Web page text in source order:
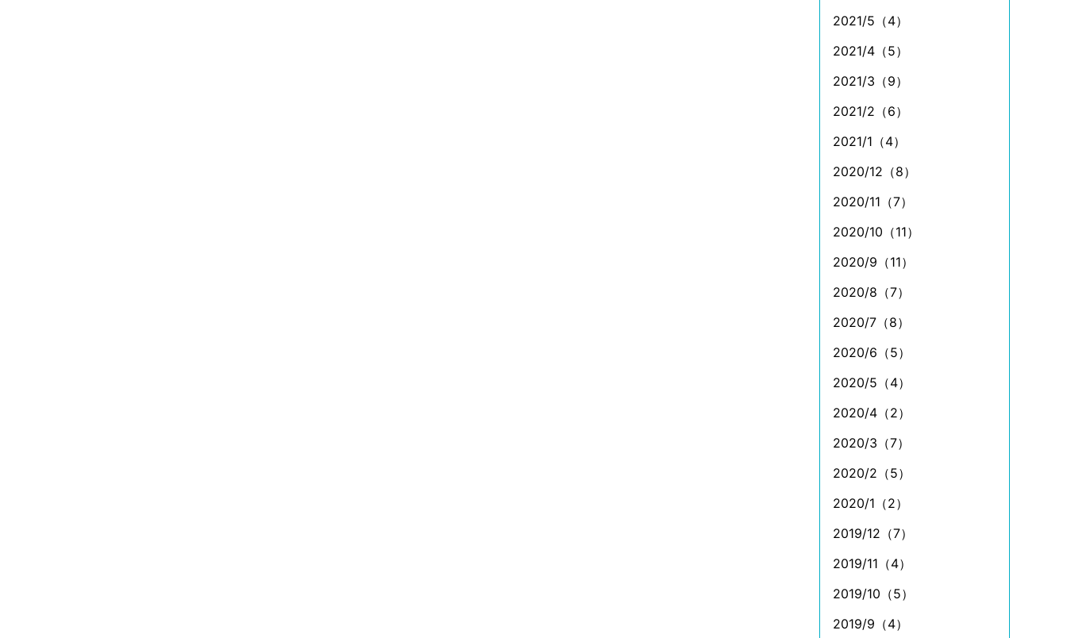
2021/5（4）
2021/4（5）
2021/3（9）
2021/2（6）
2021/1（4）
2020/12（8）
2020/11（7）
2020/10（11）
2020/9（11）
2020/8（7）
2020/7（8）
2020/6（5）
2020/5（4）
2020/4（2）
2020/3（7）
2020/2（5）
2020/1（2）
2019/12（7）
2019/11（4）
2019/10（5）
2019/9（4）